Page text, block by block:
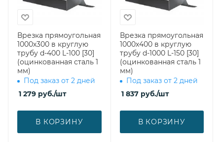
Врезка прямоугольная
1000х300 в круглую
трубу d-400 L-100 [30]
(оцинкованная сталь 1
мм)
Под заказ от 2 дней
1 279 руб./шт
В КОРЗИНУ
Врезка прямоугольная
1000х400 в круглую
трубу d-1000 L-150 [30]
(оцинкованная сталь 1
мм)
Под заказ от 2 дней
1 837руб./шт
В КОРЗИНУ